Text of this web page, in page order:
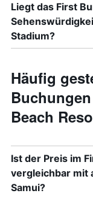
Liegt das First
Stadium?
Häufig
Beach
Ist der Preis im
vergleichbar mit
Samui?